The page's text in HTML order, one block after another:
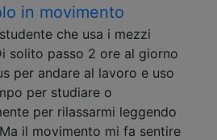
in movimento
che usa i mezzi
solito passo 2 ore al giorno
per andare al lavoro e uso
per studiare o
per rilassarmi leggendo
il movimento mi fa sentire